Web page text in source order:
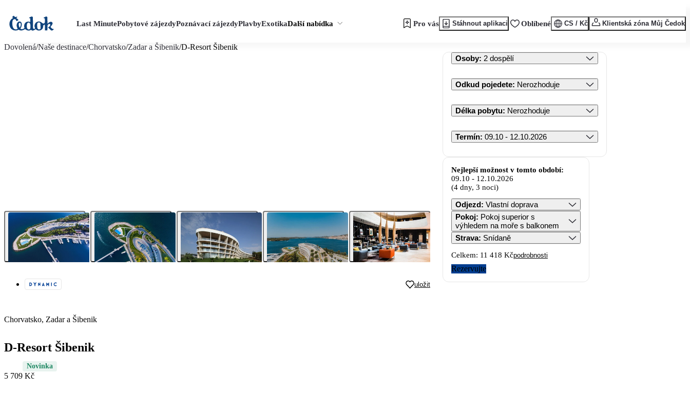
Last MinutePobytové zájezdyPoznávací zájezdyPlavbyExotikaDalší nabídka Pro vás Stáhnout aplikaci Oblíbené CS / Kč Klientská zóna Můj Čedok
Dovolená/Naše destinace/Chorvatsko/Zadar a Šibenik/D-Resort Šibenik
uložit
Chorvatsko, Zadar a Šibenik
D-Resort Šibenik
Novinka
5 709 Kč
Osoby: 2 dospělí
Odkud pojedete: Nerozhoduje
Délka pobytu: Nerozhoduje
Termín: 09.10 - 12.10.2026
Nejlepší možnost v tomto období:
09.10 - 12.10.2026
(4 dny, 3 noci)
Odjezd: Vlastní doprava
Pokoj: Pokoj superior s
výhledem na moře s balkonem
Strava: Snídaně
Celkem: 11 418 Kčpodrobnosti
Rezervujte